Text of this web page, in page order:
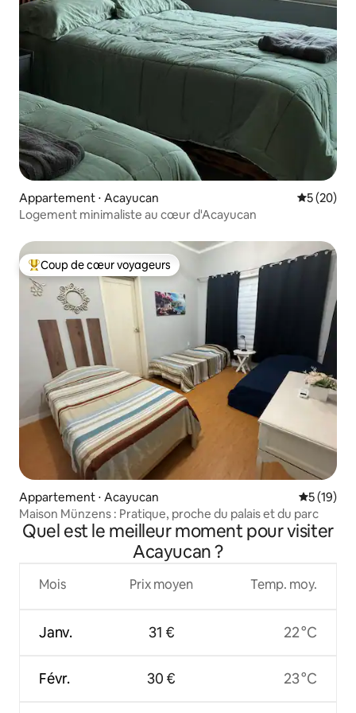
Appartement ⋅ Acayucan
5 (20)
Logement minimaliste au cœur d'Acayucan
Coups de cœur voyageurs les plus appréciés
Coup de cœur voyageurs
Appartement ⋅ Acayucan
5 (19)
Maison Münzens : Pratique, proche du palais et du parc
Quel est le meilleur moment pour visiter
Acayucan ?
Mois
Janv.
Févr.
Prix moyen
31 €
30 €
Temp. moy.
22 °C
23 °C